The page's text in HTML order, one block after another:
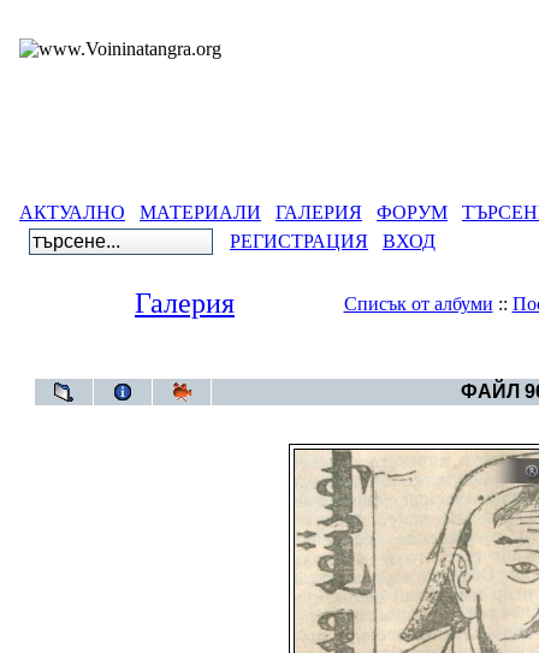
АКТУАЛНО МАТЕРИАЛИ ГАЛЕРИЯ ФОРУМ
РЕГИСТРАЦИЯ
ВХОД
Галерия Списък от албуми ::
ФАЙЛ